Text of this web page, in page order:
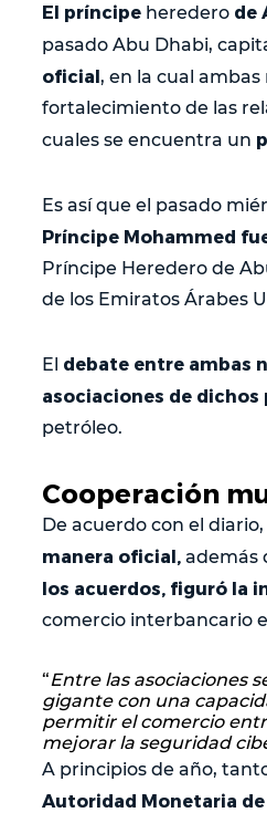
El príncipe heredero de
pasado Abu Dhabi,
oficial, en la cual
fortalecimiento de las
cuales se encuentra un
Es así que el pasado
Príncipe Mohammed
Príncipe Heredero de
de los Emiratos Árabes
El debate entre ambas
asociaciones de dichos
petróleo.
Cooperación
De acuerdo con el diario,
manera oficial, además
los acuerdos, figuró la
comercio interbancario
“Entre las asociaciones
gigante con una
permitir el comercio
mejorar la seguridad
A principios de año,
Autoridad Monetaria de